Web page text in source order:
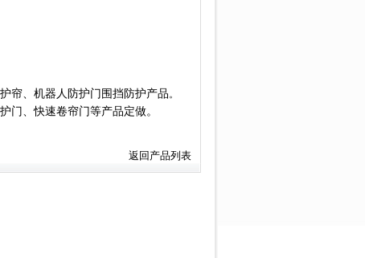
护帘、机器人防护门围挡防护产品。
门、快速卷帘门等产品定做。
返回产品列表